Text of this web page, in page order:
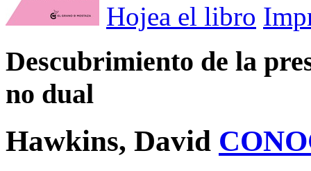
Hojea el libro
Descubrimiento de la
no dual
Hawkins, David